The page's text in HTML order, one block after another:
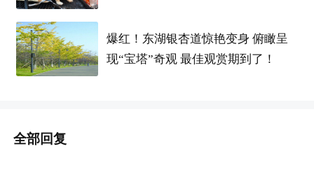
爆红！东湖银杏道惊艳变身 俯瞰呈
现“宝塔”奇观 最佳观赏期到了！
全部回复